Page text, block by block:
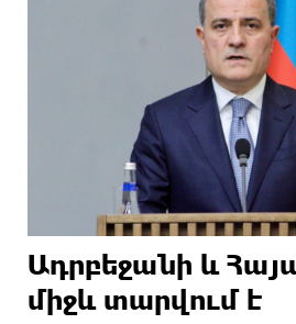
Ադրբեջանի և
միջև տարվում է